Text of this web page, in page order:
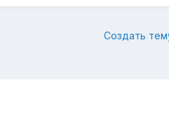
Создать